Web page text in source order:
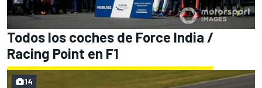
Todos los coches de Force India /
Racing Point en F1
14